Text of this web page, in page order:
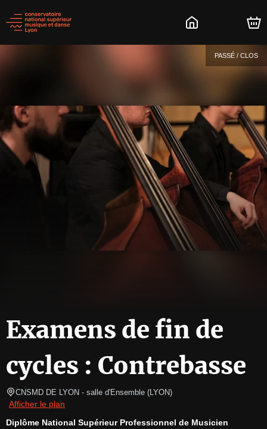
PASSÉ / CLOS
Examens de fin de
cycles : Contrebasse
CNSMD DE LYON - salle d'Ensemble (LYON)
Afficher le plan
Diplôme National Supérieur Professionnel de Musicien